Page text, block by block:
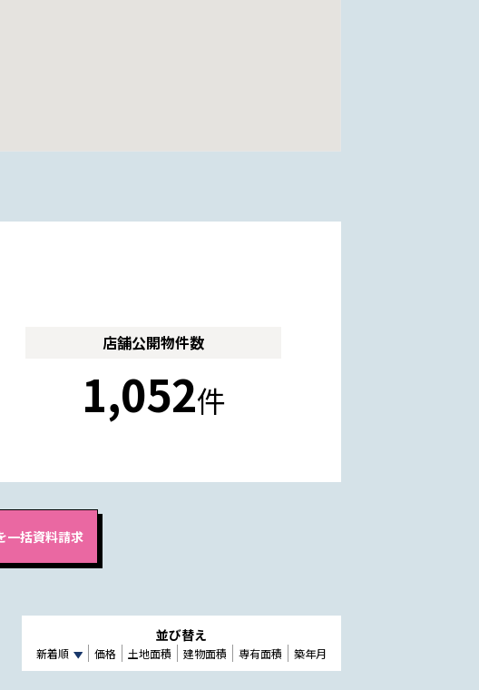
店舗公開物件数
1,052件
並び替え
新着順 価格 土地面積 建物面積 専有面積 築年月